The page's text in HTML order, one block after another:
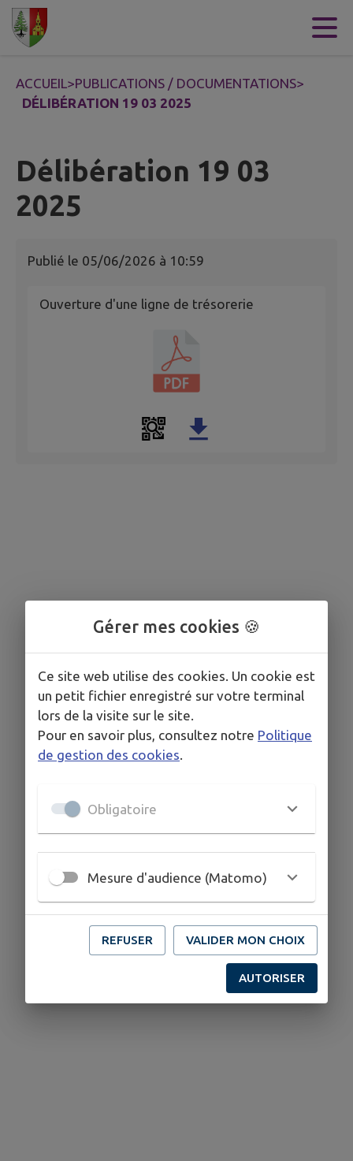
Contenu
ACCUEIL>PUBLICATIONS / DOCUMENTATIONS>
DÉLIBÉRATION 19 03 2025
Délibération 19 03
2025
Publié le 05/06/2026 à 10:59
Ouverture d'une ligne de trésorerie
Gérer mes cookies 🍪
Ce site web utilise des cookies. Un cookie est
un petit fichier enregistré sur votre terminal
lors de la visite sur le site.
Pour en savoir plus, consultez notre Politique
de gestion des cookies.
Obligatoire
Mesure d'audience (Matomo)
REFUSER VALIDER MON CHOIX
AUTORISER